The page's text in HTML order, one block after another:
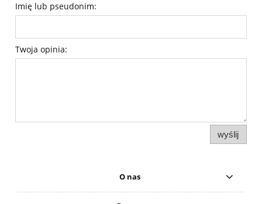
Imię lub pseudonim:
Twoja opinia:
wyślij
O nas